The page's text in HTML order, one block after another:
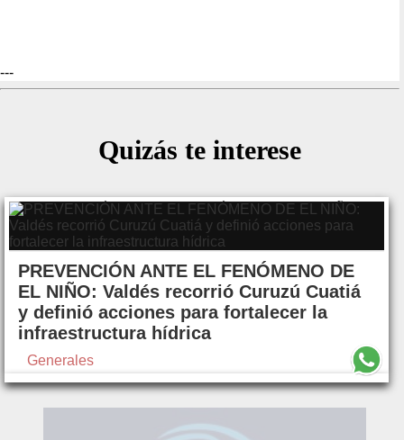
---
Quizás te interese
PREVENCIÓN ANTE EL FENÓMENO DE
EL NIÑO: Valdés recorrió Curuzú Cuatiá
y definió acciones para fortalecer la
infraestructura hídrica
Generales